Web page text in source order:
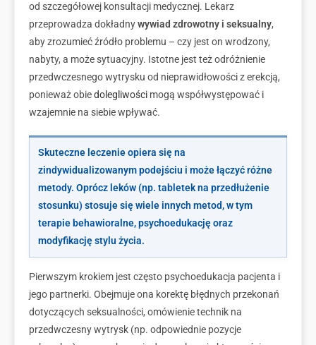
od szczegółowej konsultacji medycznej. Lekarz
przeprowadza dokładnywywiad zdrowotny i seksualny,
aby zrozumieć źródło problemu – czy jest on wrodzony,
nabyty, a może sytuacyjny. Istotne jest też odróżnienie
przedwczesnego wytrysku od nieprawidłowości z erekcją,
ponieważ obiedolegliwości mogą współwystępować i
wzajemnie na siebie wpływać.
Skuteczne leczenie opiera się na
zindywidualizowanym podejściu i może łączyć różne
metody. Oprócz leków (np. tabletek na przedłużenie
stosunku) stosuje się wiele innych metod, w tym
terapie behawioralne, psychoedukację oraz
modyfikację stylu życia.
Pierwszym krokiem jest często psychoedukacja pacjenta i
jego partnerki. Obejmuje ona korektę błędnych przekonań
dotyczących seksualności, omówienie technik na
przedwczesny wytrysk (np. odpowiednie pozycje